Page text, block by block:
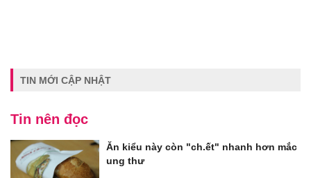
TIN MỚI CẬP NHẬT
Tin nên đọc
Ăn kiểu này còn "ch.ết" nhanh hơn mắc
ung thư